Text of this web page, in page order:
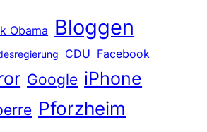
Obama Bloggen
CDU Facebook
Google iPhone
Pforzheim